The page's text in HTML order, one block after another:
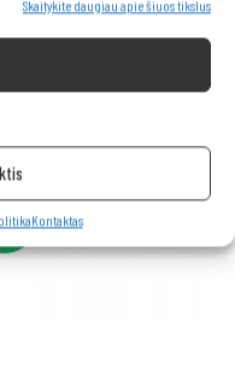
Skaitykite daugiau apie šiuos tikslus
Kontaktas